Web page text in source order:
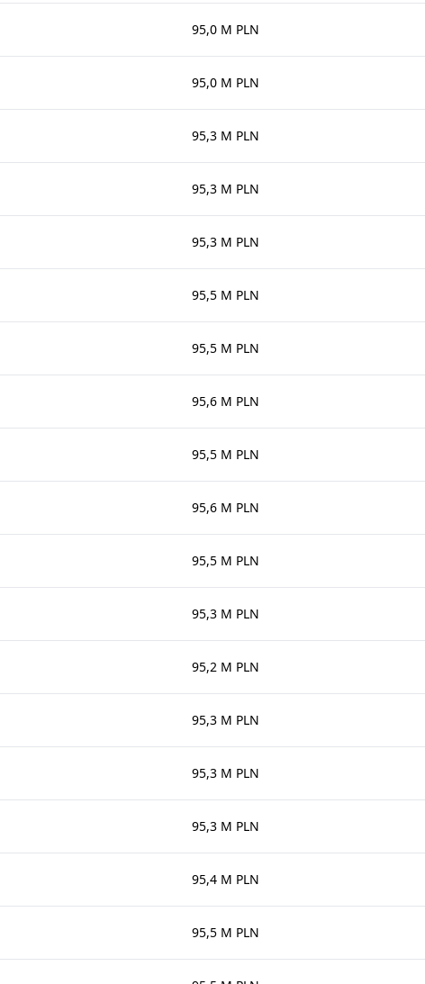
95,0 M PLN
95,0 M PLN
95,3 M PLN
95,3 M PLN
95,3 M PLN
95,5 M PLN
95,5 M PLN
95,6 M PLN
95,5 M PLN
95,6 M PLN
95,5 M PLN
95,3 M PLN
95,2 M PLN
95,3 M PLN
95,3 M PLN
95,3 M PLN
95,4 M PLN
95,5 M PLN